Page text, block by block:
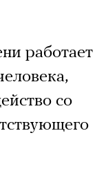
работает
со